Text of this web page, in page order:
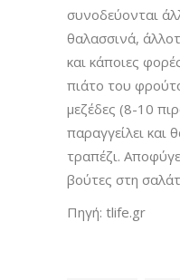
συνοδεύονται
θαλασσινά,
και κάποιες
πιάτο του
μεζέδες (8-10
παραγγείλει και
τραπέζι.
βούτες στη
Πηγή: tlife.gr